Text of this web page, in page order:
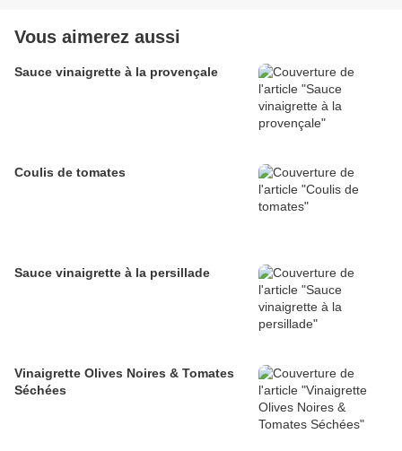
Vous aimerez aussi
Sauce vinaigrette à la provençale
Coulis de tomates
Sauce vinaigrette à la persillade
Vinaigrette Olives Noires & Tomates
Séchées